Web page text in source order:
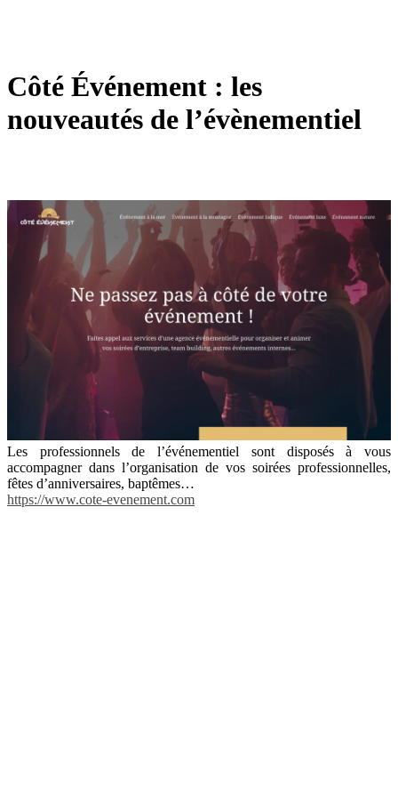
Côté Événement : les
nouveautés de l’évènementiel
Les professionnels de l’événementiel sont disposés à vous
accompagner dans l’organisation de vos soirées professionnelles,
fêtes d’anniversaires, baptêmes…
https://www.cote-evenement.com